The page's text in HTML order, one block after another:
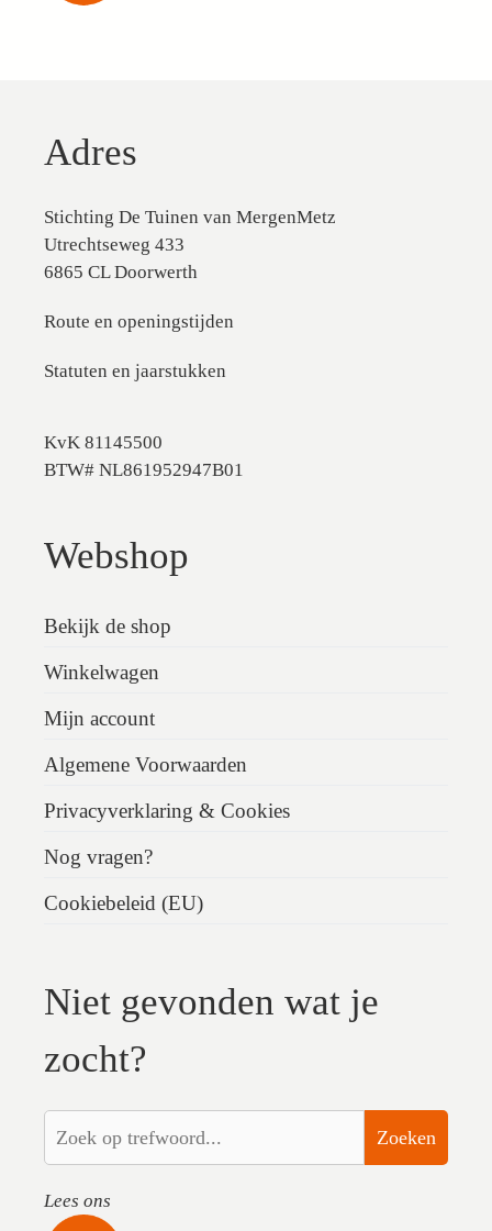
Adres
Stichting De Tuinen van MergenMetz
Utrechtseweg 433
6865 CL Doorwerth
Route en openingstijden
Statuten en jaarstukken
KvK 81145500
BTW# NL861952947B01
Webshop
Bekijk de shop
Winkelwagen
Mijn account
Algemene Voorwaarden
Privacyverklaring & Cookies
Nog vragen?
Cookiebeleid (EU)
Niet gevonden wat je
zocht?
Zoeken
Lees ons